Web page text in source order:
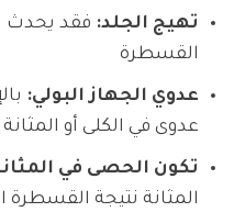
تهيج الجلد: فقد يحدث
القسطرة
عدوي الجهاز البولي:
عدوى في الكلى أو المثانة
تكون الحصى في
المثانة نتيجة القسطرة